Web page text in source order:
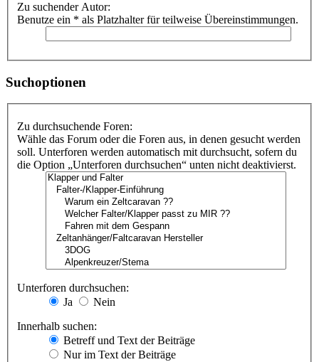
Zu suchender Autor:
Benutze ein * als Platzhalter für teilweise Übereinstimmungen.
Suchoptionen
Zu durchsuchende Foren:
Wähle das Forum oder die Foren aus, in denen gesucht werden
soll. Unterforen werden automatisch mit durchsucht, sofern du
die Option „Unterforen durchsuchen“ unten nicht deaktivierst.
Unterforen durchsuchen:
Ja
Nein
Innerhalb suchen:
Betreff und Text der Beiträge
Nur im Text der Beiträge